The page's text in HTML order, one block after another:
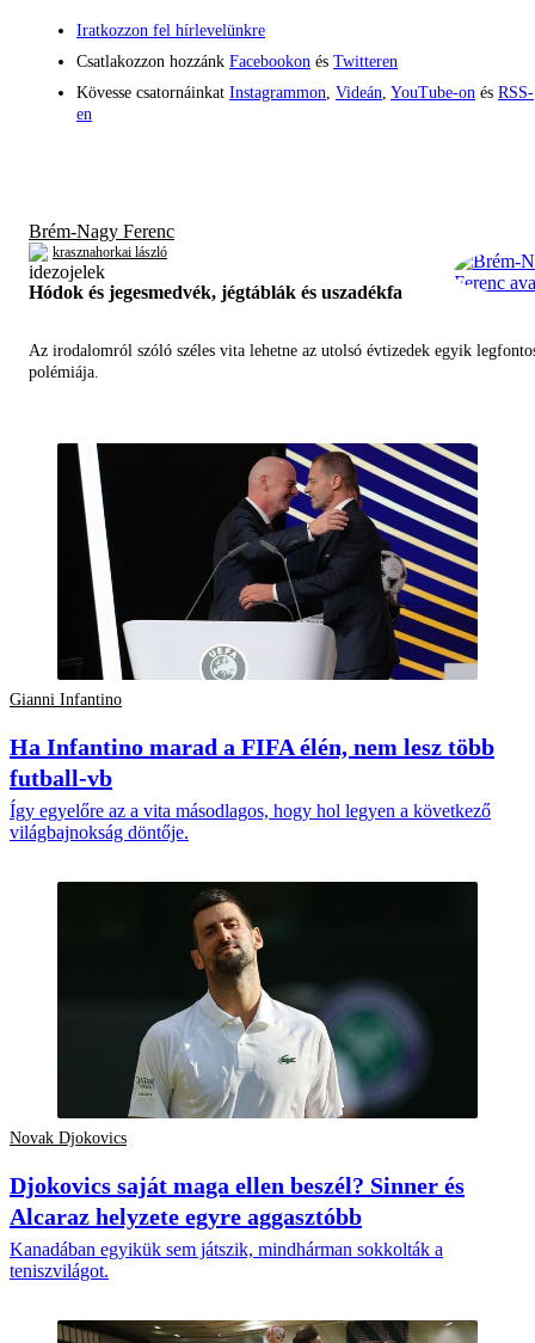
Iratkozzon fel hírlevelünkre
Csatlakozzon hozzánk Facebookon és Twitteren
Kövesse csatornáinkat Instagrammon, Videán, YouTube-on és RSS-
en
Brém-Nagy Ferenc
krasznahorkai lászló
Hódok és jegesmedvék, jégtáblák és uszadékfa
Az irodalomról szóló széles vita lehetne az utolsó évtizedek egyik
polémiája.
Gianni Infantino
Ha Infantino marad a FIFA élén, nem lesz több
futball-vb
Így egyelőre az a vita másodlagos, hogy hol legyen a következő
világbajnokság döntője.
Novak Djokovics
Djokovics saját maga ellen beszél? Sinner és
Alcaraz helyzete egyre aggasztóbb
Kanadában egyikük sem játszik, mindhárman sokkolták a
teniszvilágot.